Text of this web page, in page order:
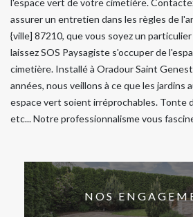
l'espace vert de votre cimetière.
assurer un entretien dans les règles de
{ville] 87210, que vous soyez un
laissez SOS Paysagiste s'occuper de
cimetière. Installé à Oradour Saint
années, nous veillons à ce que les jardins
espace vert soient irréprochables. Tonte
etc... Notre professionnalisme vous
NOS